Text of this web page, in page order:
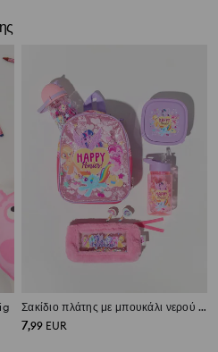
Σακίδιο πλάτης με μπουκάλι νερού και δοχείο φαγητού My Little Pony
7,99 EUR